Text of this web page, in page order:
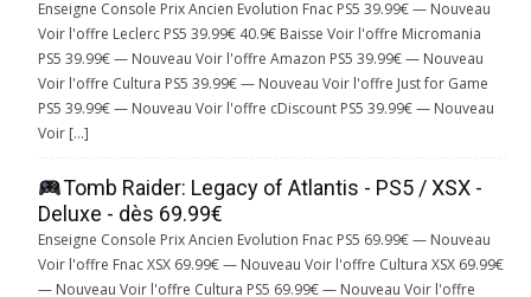
Enseigne Console Prix Ancien Evolution Fnac PS5 39.99€ — Nouveau
Voir l'offre Leclerc PS5 39.99€ 40.9€ Baisse Voir l'offre Micromania
PS5 39.99€ — Nouveau Voir l'offre Amazon PS5 39.99€ — Nouveau
Voir l'offre Cultura PS5 39.99€ — Nouveau Voir l'offre Just for Game
PS5 39.99€ — Nouveau Voir l'offre cDiscount PS5 39.99€ — Nouveau
Voir […]
Tomb Raider: Legacy of Atlantis - PS5 / XSX -
Deluxe - dès 69.99€
Enseigne Console Prix Ancien Evolution Fnac PS5 69.99€ — Nouveau
Voir l'offre Fnac XSX 69.99€ — Nouveau Voir l'offre Cultura XSX 69.99€
— Nouveau Voir l'offre Cultura PS5 69.99€ — Nouveau Voir l'offre